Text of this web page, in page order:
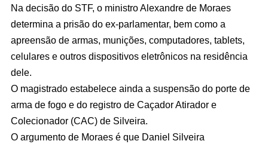
Na decisão do STF, o ministro Alexandre de Moraes
determina a prisão do ex-parlamentar, bem como a
apreensão de armas, munições, computadores, tablets,
celulares e outros dispositivos eletrônicos na residência
dele.
O magistrado estabelece ainda a suspensão do porte de
arma de fogo e do registro de Caçador Atirador e
Colecionador (CAC) de Silveira.
O argumento de Moraes é que Daniel Silveira